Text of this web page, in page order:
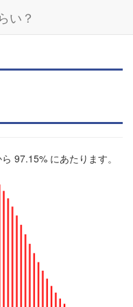
い？
97.15% にあたります。